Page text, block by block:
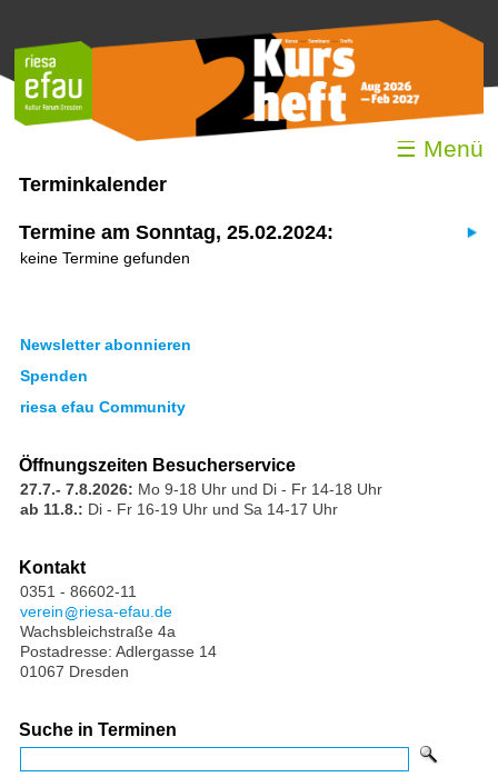
☰ Menü
Terminkalender
Termine am Sonntag, 25.02.2024:
keine Termine gefunden
Newsletter abonnieren
Spenden
riesa efau Community
Öffnungszeiten Besucherservice
27.7.- 7.8.2026: Mo 9-18 Uhr und Di - Fr 14-18 Uhr
ab 11.8.: Di - Fr 16-19 Uhr und Sa 14-17 Uhr
Kontakt
0351 - 86602-11
verein
riesa-efau.de
Wachsbleichstraße 4a
Postadresse: Adlergasse 14
01067 Dresden
Suche in Terminen